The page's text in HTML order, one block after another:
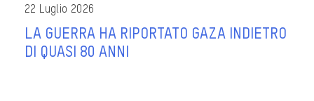
22 Luglio 2026
LA GUERRA HA RIPORTATO GAZA INDIETRO
DI QUASI 80 ANNI